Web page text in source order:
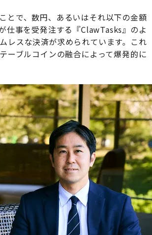
とで、数円、あるいはそれ以下の金額
仕事を受発注する『ClawTasks』のよ
レスな決済が求められています。これ
ーブルコインの融合によって爆発的に